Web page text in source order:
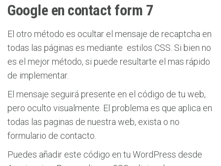
Google en contact form 7
El otro método es ocultar el mensaje de recaptcha en
todas las páginas es mediante estilos CSS. Si bien no
es el mejor método, si puede resultarte el mas rápido
de implementar.
El mensaje seguirá presente en el código de tu web,
pero oculto visualmente. El problema es que aplica en
todas las paginas de nuestra web, exista o no
formulario de contacto.
Puedes añadir este código en tu WordPress desde